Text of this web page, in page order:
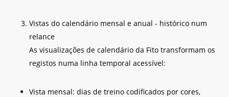
Vistas do calendário mensal e anual - histórico num
relance
As visualizações de calendário da Fito transformam os
registos numa linha temporal acessível:
Vista mensal: dias de treino codificados por cores,